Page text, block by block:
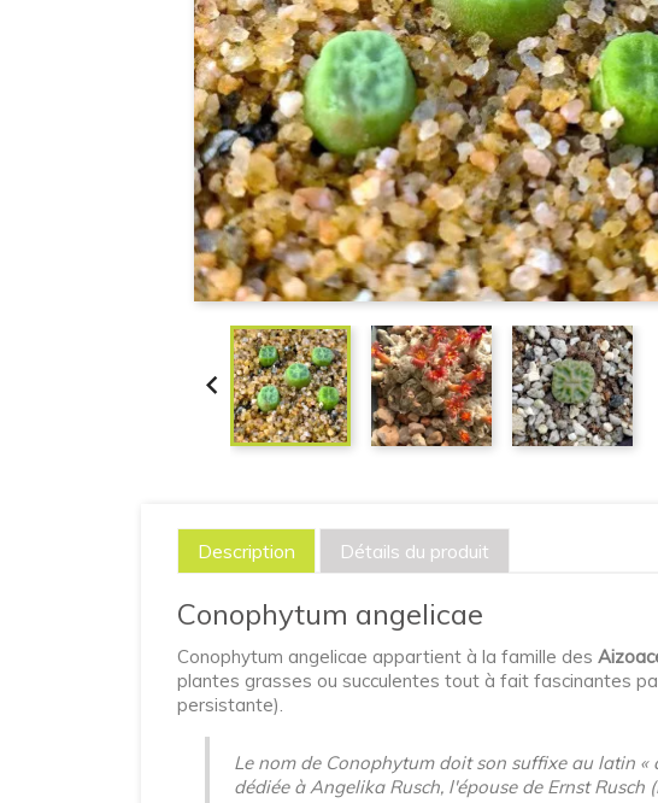

Description Détails du produit
Conophytum angelicae
Conophytum angelicae appartient à la famille des
plantes grasses ou succulentes tout à fait fascinantes
persistante).
Le nom de Conophytum doit son suffixe au latin «
dédiée à Angelika Rusch, l'épouse de Ernst